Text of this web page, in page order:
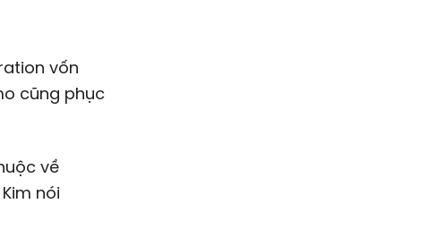
cũng phục
về
nói